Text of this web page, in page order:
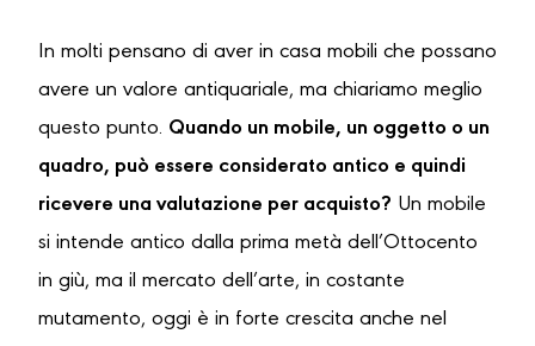
In molti pensano di aver in casa mobili che possano
avere un valore antiquariale, ma chiariamo meglio
questo punto. Quando un mobile, un oggetto o un
quadro, può essere considerato antico e quindi
ricevere una valutazione per acquisto? Un mobile
si intende antico dalla prima metà dell’Ottocento
in giù, ma il mercato dell’arte, in costante
mutamento, oggi è in forte crescita anche nel